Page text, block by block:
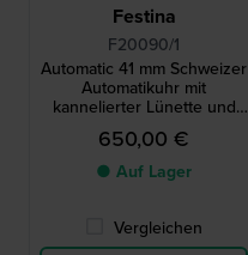
Festina
F20090/1
Automatic 41 mm Schweizer
Automatikuhr mit
kannelierter Lünette und
Datumslibelle
650,00 €
● Auf Lager
Vergleichen